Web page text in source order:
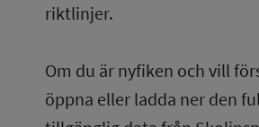
riktlinjer.
Om du är nyfiken och vill
öppna eller ladda ner den